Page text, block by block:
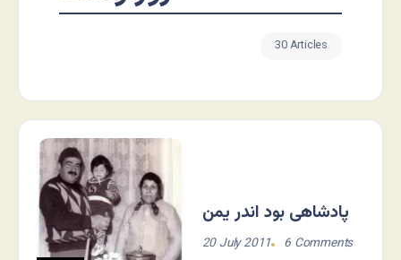
30 Articles
پادشاهی بود اندر یمن
20 July 2011 6 Comments